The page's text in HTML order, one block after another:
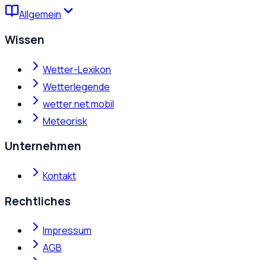
Allgemein
Wissen
Wetter-Lexikon
Wetterlegende
wetter.net mobil
Meteorisk
Unternehmen
Kontakt
Rechtliches
Impressum
AGB